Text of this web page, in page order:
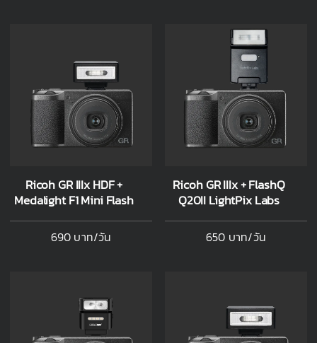
Ricoh GR IIIx HDF +
Medalight F1 Mini Flash
690 บาท/วัน
Ricoh GR IIIx + FlashQ
Q20II LightPix Labs
650 บาท/วัน